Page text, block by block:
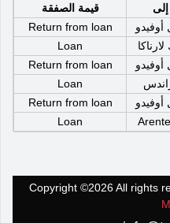
إلى
قيمة الصفقة
أوفيدو
Return from loan
لارناكا
Loan
أوفيدو
Return from loan
Loan
أوفيدو
Return from loan
Loan
Copyright ©2026 All rights